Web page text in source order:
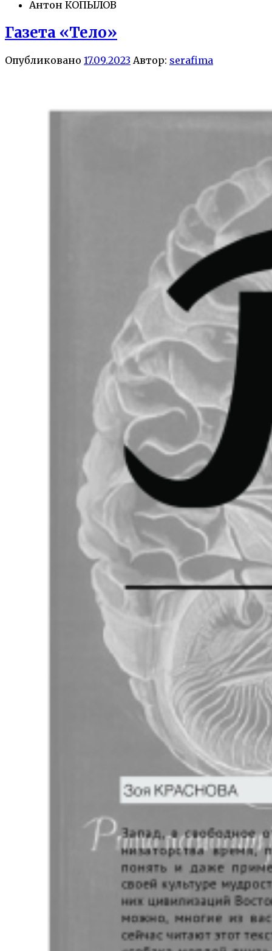
Антон КОПЫЛОВ
Газета «Тело»
Опубликовано 17.09.2023 Автор: serafima